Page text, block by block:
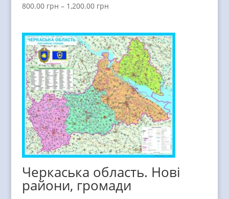
800.00 грн – 1,200.00 грн
Черкаська область. Нові
райони, громади